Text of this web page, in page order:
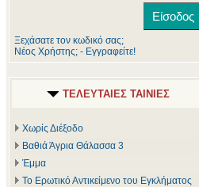
Ξεχάσατε τον κωδικό σας;
Νέος Χρήστης; - Εγγραφείτε!
ΤΕΛΕΥΤΑΙΕΣ ΤΑΙΝΙΕΣ
Χωρίς Διέξοδο
Βαθιά Άγρια Θάλασσα 3
Έμμα
Το Ερωτικό Αντικείμενο του Εγκλήματος